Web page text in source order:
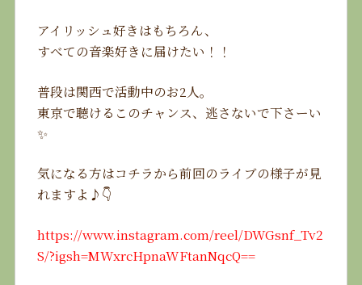
アイリッシュ好きはもちろん、
すべての音楽好きに届けたい！！
普段は関西で活動中のお2人。
東京で聴けるこのチャンス、逃さないで下さーい
✨
気になる方はコチラから前回のライブの様子が見
れますよ♪👇
https://www.instagram.com/reel/DWGsnf_Tv2
S/?igsh=MWxrcHpnaWFtanNqcQ==